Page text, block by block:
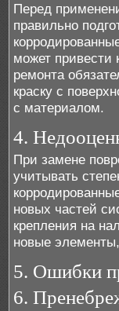
Перед
правильно
может
ремонта
краску с
с материалом.
4.
При замене
учитывать
новых частей
крепления на
новые
5. Ошибки
6.